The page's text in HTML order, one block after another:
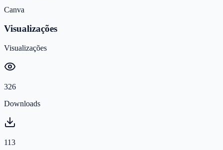
Canva
Visualizações
Visualizações
326
Downloads
113